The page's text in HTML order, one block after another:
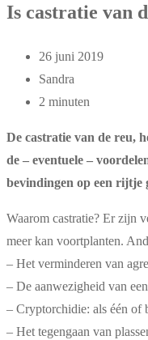
Is castratie van
26 juni 2019
Sandra
2 minuten
De castratie van de reu,
de – eventuele –
bevindingen op een rijtje
Waarom castratie? Er zijn
meer kan voortplanten.
– Het verminderen van
– De aanwezigheid van
– Cryptorchidie: als één of
– Het tegengaan van